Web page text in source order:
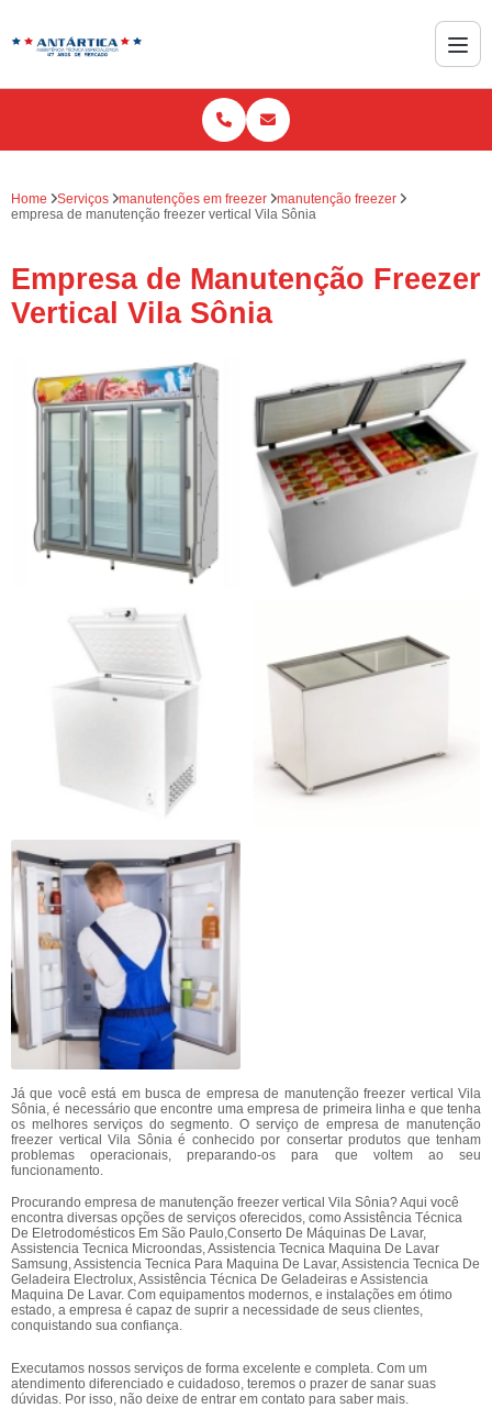
Home Serviços manutenções em freezer
manutenção freezer
empresa de manutenção freezer vertical Vila Sônia
Empresa de Manutenção Freezer
Vertical Vila Sônia
Já que você está em busca de empresa de manutenção freezer vertical Vila
Sônia, é necessário que encontre uma empresa de primeira linha e que tenha
os melhores serviços do segmento. O serviço de empresa de manutenção
freezer vertical Vila Sônia é conhecido por consertar produtos que tenham
problemas operacionais, preparando-os para que voltem ao seu
funcionamento.
Procurando empresa de manutenção freezer vertical Vila Sônia? Aqui você
encontra diversas opções de serviços oferecidos, como Assistência Técnica
De Eletrodomésticos Em São Paulo,Conserto De Máquinas De Lavar,
Assistencia Tecnica Microondas, Assistencia Tecnica Maquina De Lavar
Samsung, Assistencia Tecnica Para Maquina De Lavar, Assistencia Tecnica De
Geladeira Electrolux, Assistência Técnica De Geladeiras e Assistencia
Maquina De Lavar. Com equipamentos modernos, e instalações em ótimo
estado, a empresa é capaz de suprir a necessidade de seus clientes,
conquistando sua confiança.
Executamos nossos serviços de forma excelente e completa. Com um
atendimento diferenciado e cuidadoso, teremos o prazer de sanar suas
dúvidas. Por isso, não deixe de entrar em contato para saber mais.